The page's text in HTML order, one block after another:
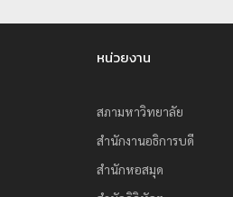
ล
ผ
ม
ห
วิ
หน่วยงาน
สภามหาวิทยาลัย
สำนักงานอธิการบดี
สำนักหอสมุด